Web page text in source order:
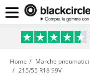
Home Marche pneumatici
215/55 R18 99V